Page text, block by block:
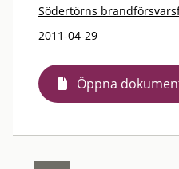
Södertörns
2011-04-29
Öppna